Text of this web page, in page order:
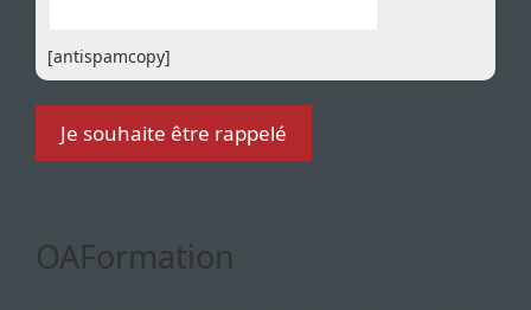
[antispamcopy]
OAFormation